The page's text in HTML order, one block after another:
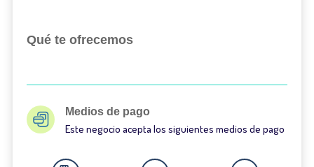
Qué te ofrecemos
Medios de pago
Este negocio acepta los siguientes medios de pago